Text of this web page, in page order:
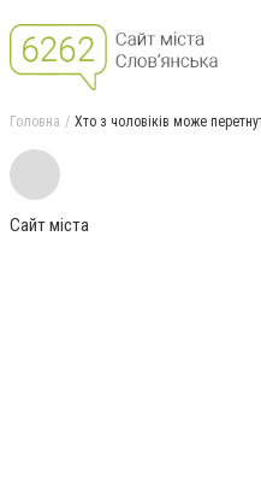
Головна Хто з чоловіків може
Сайт міста